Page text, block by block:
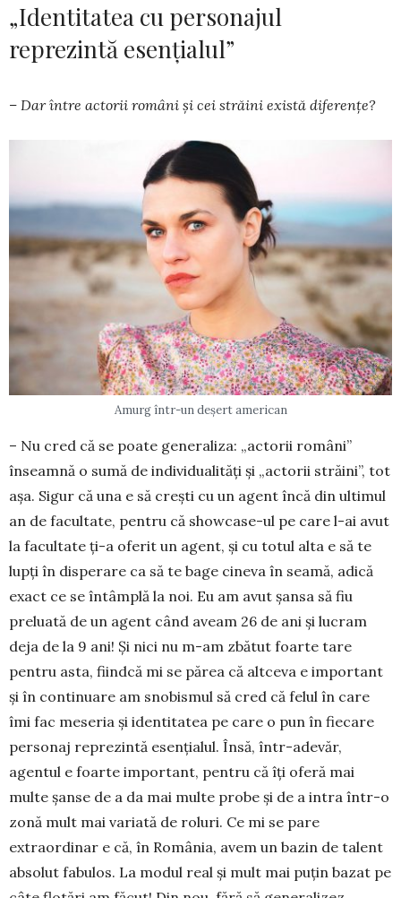
„Identitatea cu personajul
reprezintă esențialul”
– Dar între actorii români şi cei străini există diferenţe?
Amurg într-un deșert american
– Nu cred că se poate generaliza: „actorii ro­mâni”
înseamnă o sumă de individualităţi şi „actorii stră­ini”, tot
aşa. Sigur că una e să creşti cu un agent încă din ultimul
an de facultate, pentru că show­case-ul pe care l-ai avut
la facultate ţi-a oferit un agent, şi cu totul alta e să te
lupţi în disperare ca să te bage cine­va în seamă, adică
exact ce se întâmplă la noi. Eu am avut şansa să fiu
preluată de un agent când aveam 26 de ani şi lucram
deja de la 9 ani! Şi nici nu m-am zbătut foarte tare
pentru asta, fiindcă mi se părea că altceva e important
şi în continuare am snobismul să cred că felul în care
îmi fac meseria şi identitatea pe care o pun în fiecare
personaj reprezintă esenţialul. Însă, într-adevăr,
agentul e foarte important, pentru că îţi oferă mai
multe şanse de a da mai multe probe şi de a intra într-o
zonă mult mai variată de roluri. Ce mi se pare
extraordinar e că, în România, avem un bazin de talent
absolut fabulos. La modul real şi mult mai puţin bazat pe